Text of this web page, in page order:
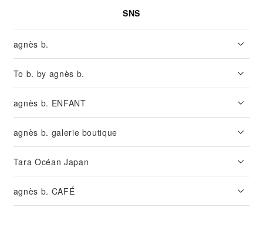
SNS
agnès b.
To b. by agnès b.
agnès b. ENFANT
agnès b. galerie boutique
Tara Océan Japan
agnès b. CAFÉ